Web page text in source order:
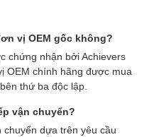
vị OEM gốc không?
chứng nhận bởi Achievers
OEM chính hãng được mua
thứ ba độc lập.
vận chuyển?
chuyển dựa trên yêu cầu